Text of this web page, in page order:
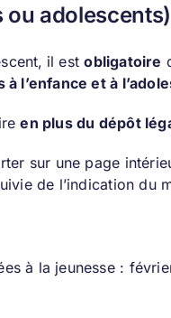
ou adolescents)
il estobligatoire
l’enfance et à
en plus du dépôt
sur une page
de l’indication du
à la jeunesse :